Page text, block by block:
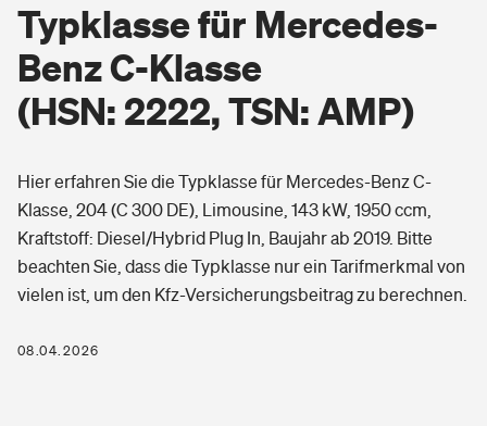
Berufsunfähigkeitsversicherung
Arbeitsrechtsschutz
Berufshaftpflichtversicherung
Wohnen
Wohngebäudeversicherung
Hausratversicherung
Elementarversicherung
Photovoltaik
Wärmepumpen versichern
Pri­vate Haft­pflicht­
Rechts­schutz­ver­si­che­rung
Gesundheit
Private Krankenversicherung
Typklasse für Mercedes-
Benz C-Klasse
(HSN: 2222, TSN: AMP)
Hier erfahren Sie die Typklasse für Mercedes-Benz C-
Klasse, 204 (C 300 DE), Limousine, 143 kW, 1950 ccm,
Kraftstoff: Diesel/Hybrid Plug In, Baujahr ab 2019. Bitte
beachten Sie, dass die Typklasse nur ein Tarifmerkmal von
vielen ist, um den Kfz-Versicherungsbeitrag zu berechnen.
08.04.2026